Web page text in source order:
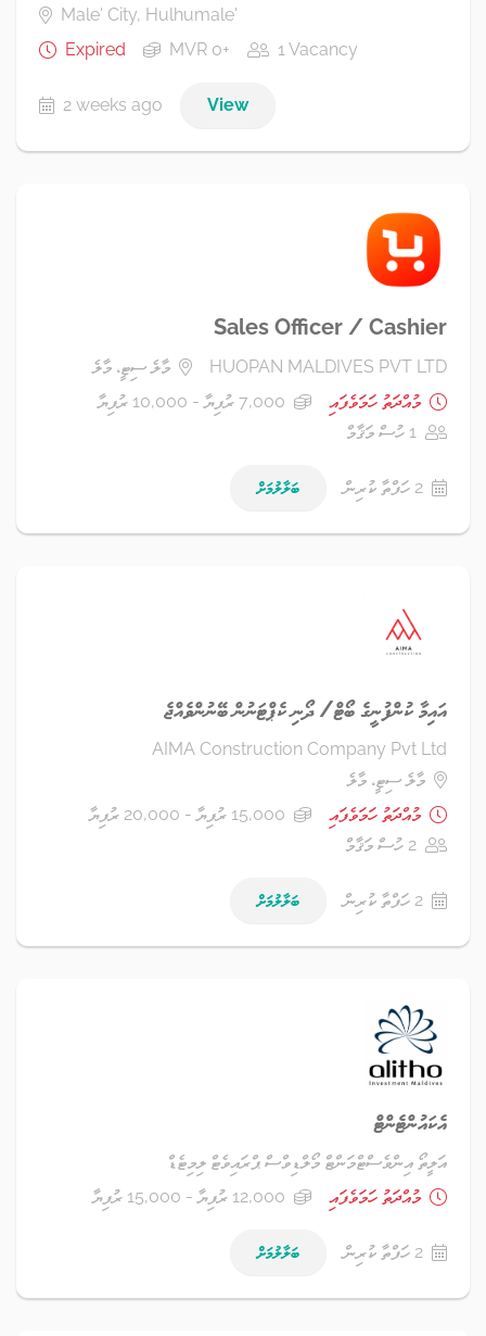
Male' City, Hulhumale'
Expired
MVR 0+ 1 Vacancy
2 weeks ago View
Sales Officer / Cashier
HUOPAN MALDIVES PVT LTD
މާލެ ސިޓީ، މާލެ
މުއްދަތު ހަމަވެފައި
7,000 ރުފިޔާ - 10,000 ރުފިޔާ
1 ހުސް މަޤާމް
2 ހަފްތާ ކުރިން ބަލާލުމަށް
އައިމާ ކުންފުނީގެ ބޯޓް/ ދޯނި ކެޕްޓަނުން ބޭނުންވެއްޖެ
AIMA Construction Company Pvt Ltd
މާލެ ސިޓީ، މާލެ
މުއްދަތު ހަމަވެފައި
15,000 ރުފިޔާ - 20,000 ރުފިޔާ
2 ހުސް މަޤާމް
2 ހަފްތާ ކުރިން ބަލާލުމަށް
އެކައުންޓެންޓް
އަލީތޯ އިންވެސްޓްމަންޓް މޯލްޑިވްސް ޕްރައިވެޓް ލިމިޓެޑް
މުއްދަތު ހަމަވެފައި
12,000 ރުފިޔާ - 15,000 ރުފިޔާ
2 ހަފްތާ ކުރިން ބަލާލުމަށް